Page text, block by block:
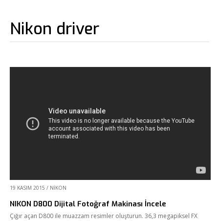
Nikon driver
19 KASIM 2015 / NIKON
NIKON D800 Dijital Fotoğraf Makinası İncele
Çığır açan D800 ile muazzam resimler oluşturun. 36,3 megapiksel FX